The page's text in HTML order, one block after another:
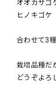
オオカサゴ
ヒノキゴケ
合わせて3
栽培品種だ
どうぞよろ